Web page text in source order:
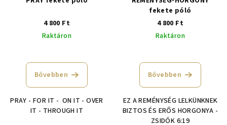
4 800 Ft
Raktáron
Bővebben
PRAY - FOR IT - ON IT - OVER
IT - THROUGH IT
fekete póló
4 800 Ft
Raktáron
Bővebben
EZ A REMÉNYSÉG LELKÜNKNEK
BIZTOS ÉS ERŐS HORGONYA -
ZSIDÓK 6:19